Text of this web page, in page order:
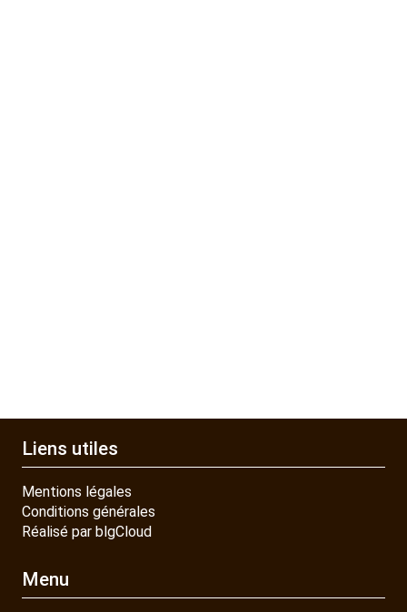
Liens utiles
Mentions légales
Conditions générales
Réalisé par blgCloud
Menu